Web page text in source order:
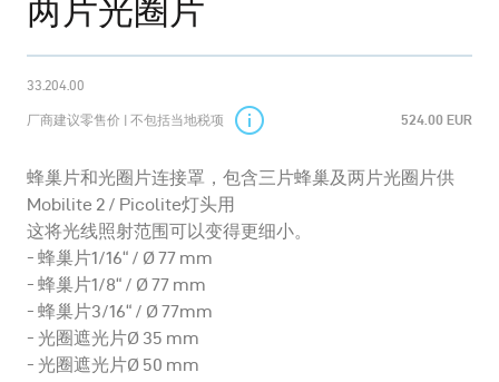
两片光圈片
33.204.00
厂商建议零售价 | 不包括当地税项 524.00 EUR
蜂巢片和光圈片连接罩，包含三片蜂巢及两片光圈片供
Mobilite 2 / Picolite灯头用
这将光线照射范围可以变得更细小。
- 蜂巢片1/16“ / Ø 77 mm
- 蜂巢片1/8“ / Ø 77 mm
- 蜂巢片3/16“ / Ø 77mm
- 光圈遮光片Ø 35 mm
- 光圈遮光片Ø 50 mm